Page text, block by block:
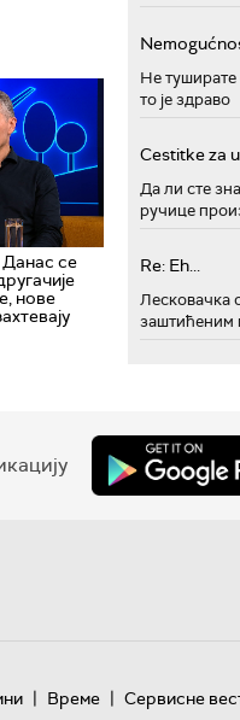
се
нове
Не туширате
то је здраво
Cestitke za
Да ли сте
ручице
Re: Eh...
Лесковачка
заштићеним
| Време | Сервисне